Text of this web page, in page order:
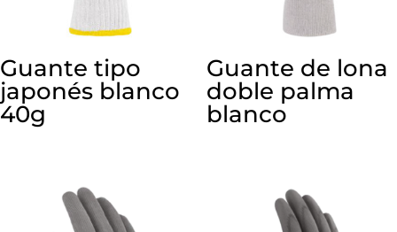
Guante tipo
japonés blanco
40g
Guante de lona
doble palma
blanco